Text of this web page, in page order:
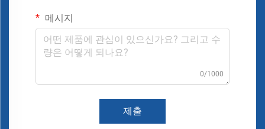
메시지
0/1000
제출